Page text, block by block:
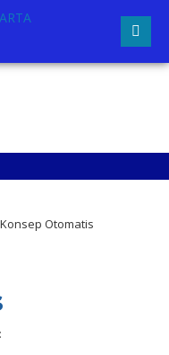
Konsep Otomatis